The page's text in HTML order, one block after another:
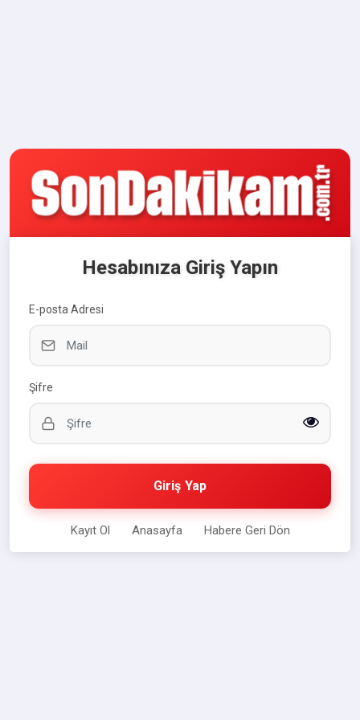
Hesabınıza Giriş Yapın
E-posta Adresi
Şifre
Giriş Yap
Kayıt Ol Anasayfa Habere Geri Dön